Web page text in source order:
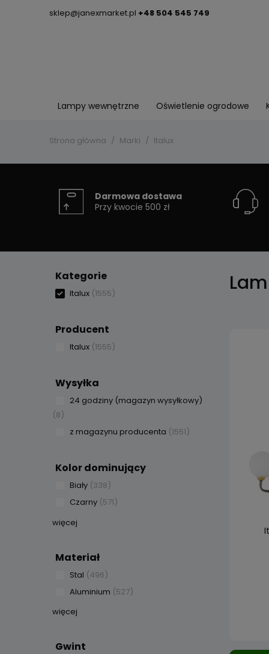
sklep@janexmarket.pl +48 504 545 749
Lampy wewnętrzne Oświetlenie ogrodowe
Strona główna Marki Italux
Darmowa dostawa
Przy kwocie 500 zł
Kategorie
Italux (1555)
Producent
Italux (1555)
Wysyłka
24 godziny (magazyn wysyłkowy)
(8)
z magazynu producenta (1551)
Kolor dominujący
Biały (338)
Czarny (571)
więcej
Materiał
Stal (496)
Aluminium (527)
więcej
Gwint